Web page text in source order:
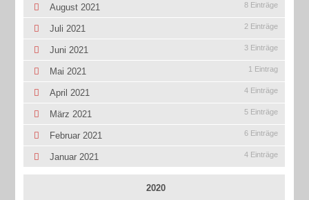
August 2021 8 Einträge
Juli 2021 2 Einträge
Juni 2021 3 Einträge
Mai 2021 1 Eintrag
April 2021 4 Einträge
März 2021 5 Einträge
Februar 2021 6 Einträge
Januar 2021 4 Einträge
2020